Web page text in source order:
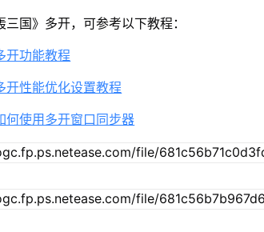
三国》多开，可参考以下教程：
开功能教程
开性能优化设置教程
何使用多开窗口同步器